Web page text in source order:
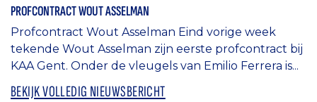
PROFCONTRACT WOUT ASSELMAN
Profcontract Wout Asselman Eind vorige week
tekende Wout Asselman zijn eerste profcontract bij
KAA Gent. Onder de vleugels van Emilio Ferrera is...
BEKIJK VOLLEDIG NIEUWSBERICHT